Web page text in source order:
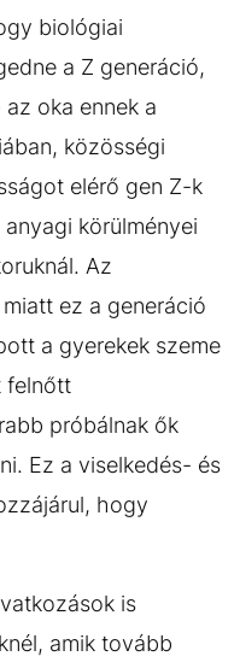
biológiai
a Z generáció,
oka ennek a
közösségi
elérő gen Z-k
körülményei
Az
ez a generáció
a gyerekek szeme
felnőtt
próbálnak ők
Ez a viselkedés- és
hogy
is
amik tovább